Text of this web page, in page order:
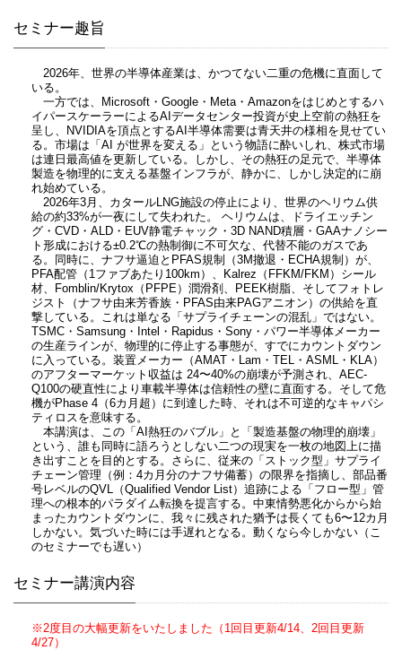
セミナー趣旨
2026年、世界の半導体産業は、かつてない二重の危機に直面して
いる。
一方では、Microsoft・Google・Meta・Amazonをはじめとするハ
イパースケーラーによるAIデータセンター投資が史上空前の熱狂を
呈し、NVIDIAを頂点とするAI半導体需要は青天井の様相を見せてい
る。市場は「AI が世界を変える」という物語に酔いしれ、株式市場
は連日最高値を更新している。しかし、その熱狂の足元で、半導体
製造を物理的に支える基盤インフラが、静かに、しかし決定的に崩
れ始めている。
2026年3月、カタールLNG施設の停止により、世界のヘリウム供
給の約33%が一夜にして失われた。 ヘリウムは、ドライエッチン
グ・CVD・ALD・EUV静電チャック・3D NAND積層・GAAナノシー
ト形成における±0.2℃の熱制御に不可欠な、代替不能のガスであ
る。同時に、ナフサ逼迫とPFAS規制（3M撤退・ECHA規制）が、
PFA配管（1ファブあたり100km）、Kalrez（FFKM/FKM）シール
材、Fomblin/Krytox（PFPE）潤滑剤、PEEK樹脂、そしてフォトレ
ジスト（ナフサ由来芳香族・PFAS由来PAGアニオン）の供給を直
撃している。これは単なる「サプライチェーンの混乱」ではない。
TSMC・Samsung・Intel・Rapidus・Sony・パワー半導体メーカー
の生産ラインが、物理的に停止する事態が、すでにカウントダウン
に入っている。装置メーカー（AMAT・Lam・TEL・ASML・KLA）
のアフターマーケット収益は 24〜40%の崩壊が予測され、AEC-
Q100の硬直性により車載半導体は信頼性の壁に直面する。そして危
機がPhase 4（6カ月超）に到達した時、それは不可逆的なキャパシ
ティロスを意味する。
本講演は、この「AI熱狂のバブル」と「製造基盤の物理的崩壊」
という、誰も同時に語ろうとしない二つの現実を一枚の地図上に描
き出すことを目的とする。さらに、従来の「ストック型」サプライ
チェーン管理（例：4カ月分のナフサ備蓄）の限界を指摘し、部品番
号レベルのQVL（Qualified Vendor List）追跡による「フロー型」管
理への根本的パラダイム転換を提言する。中東情勢悪化からから始
まったカウントダウンに、我々に残された猶予は長くても6〜12カ月
しかない。気づいた時には手遅れとなる。動くなら今しかない（こ
のセミナーでも遅い）
セミナー講演内容
※2度目の大幅更新をいたしました（1回目更新4/14、2回目更新
4/27）